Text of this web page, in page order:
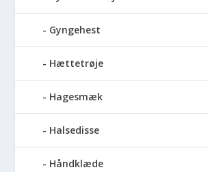
Gyngehest
Hættetrøje
Hagesmæk
Halsedisse
Håndklæde